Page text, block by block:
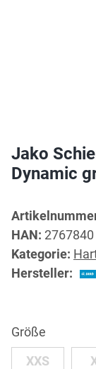
Jako
Dynamic
HAN: 2767840
Kategorie:
Hersteller:
Größe
XXS